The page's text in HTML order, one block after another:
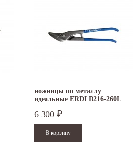
ножницы по металлу
идеальные ERDI D216-260L
6 300 ₽